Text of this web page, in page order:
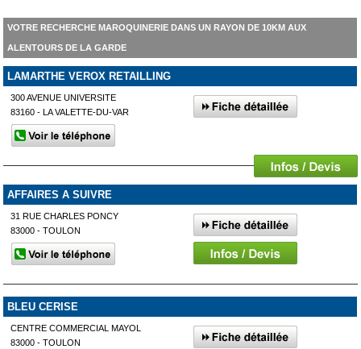
VOTRE RECHERCHE MAROQUINERIE DANS UN RAYON DE 10KM AUX
ALENTOURS DE LA GARDE
LAMARTHE VEROX RETAILLING
300 AVENUE UNIVERSITE
83160 - LA VALETTE-DU-VAR
AFFAIRES A SUIVRE
31 RUE CHARLES PONCY
83000 - TOULON
BLEU CERISE
CENTRE COMMERCIAL MAYOL
83000 - TOULON